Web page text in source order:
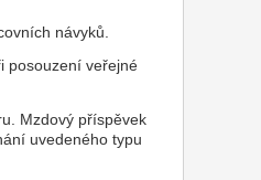
návyků.
posouzení veřejné
Mzdový příspěvek
uvedeného typu